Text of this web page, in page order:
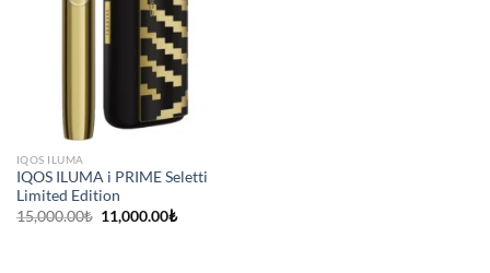
IQOS ILUMA
IQOS ILUMA i PRIME Seletti
Limited Edition
15,000.00₺ Orijinal
fiyat:
11,000.00₺Şu